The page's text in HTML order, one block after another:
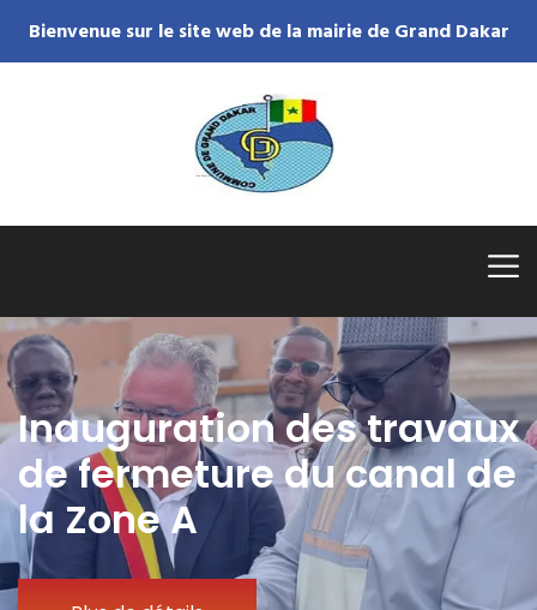
Bienvenue sur le site web de la mairie de Grand Dakar
Inauguration des travaux
de fermeture du canal de
la Zone A